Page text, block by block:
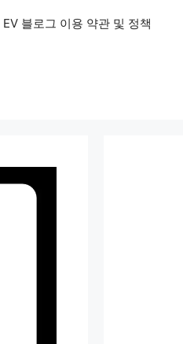
EV 블로그 이용 약관 및 정책